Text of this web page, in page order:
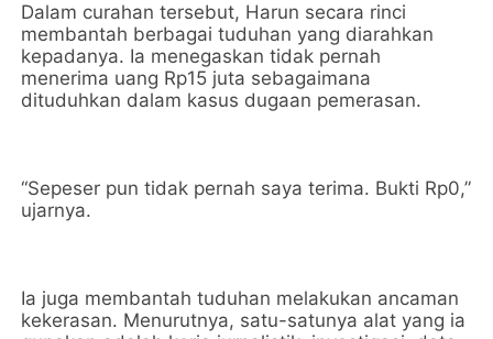
Dalam curahan tersebut, Harun secara rinci
membantah berbagai tuduhan yang diarahkan
kepadanya. Ia menegaskan tidak pernah
menerima uang Rp15 juta sebagaimana
dituduhkan dalam kasus dugaan pemerasan.
“Sepeser pun tidak pernah saya terima. Bukti Rp0,”
ujarnya.
Ia juga membantah tuduhan melakukan ancaman
kekerasan. Menurutnya, satu-satunya alat yang ia